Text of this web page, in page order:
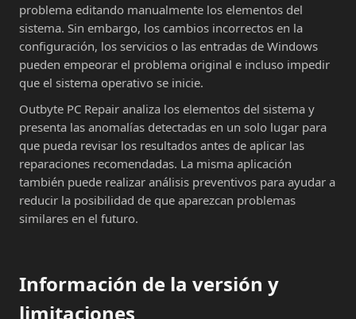
problema editando manualmente los elementos del
sistema. Sin embargo, los cambios incorrectos en la
configuración, los servicios o las entradas de Windows
pueden empeorar el problema original e incluso impedir
que el sistema operativo se inicie.
Outbyte PC Repair analiza los elementos del sistema y
presenta las anomalías detectadas en un solo lugar para
que pueda revisar los resultados antes de aplicar las
reparaciones recomendadas. La misma aplicación
también puede realizar análisis preventivos para ayudar a
reducir la posibilidad de que aparezcan problemas
similares en el futuro.
Información de la versión y
limitaciones